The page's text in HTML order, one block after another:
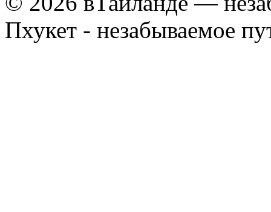
Пхукет - незабываемое